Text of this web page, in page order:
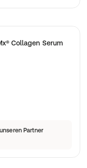
Collagen Serum
Serum 30ml
Partner